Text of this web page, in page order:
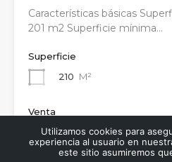
Características básicas
201 m2 Superficie mínima…
Superficie
210 M²
Venta
250,000€
Utilizamos cookies para
experiencia al usuario en
este sitio asumiremos